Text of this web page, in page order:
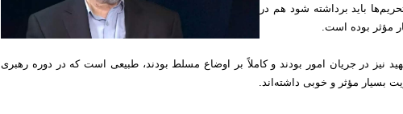
باید برداشته شود هم در
مؤثر بوده است.
نیز در جریان امور بودند و کاملاً بر اوضاع مسلط بودند، طبیعی است که در دوره رهبری
بسیار مؤثر و خوبی داشته‌اند.